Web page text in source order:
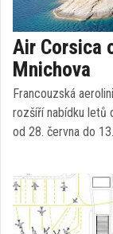
Air Corsica
Mnichova
Francouzská
rozšíří nabídku letů
od 28. června do